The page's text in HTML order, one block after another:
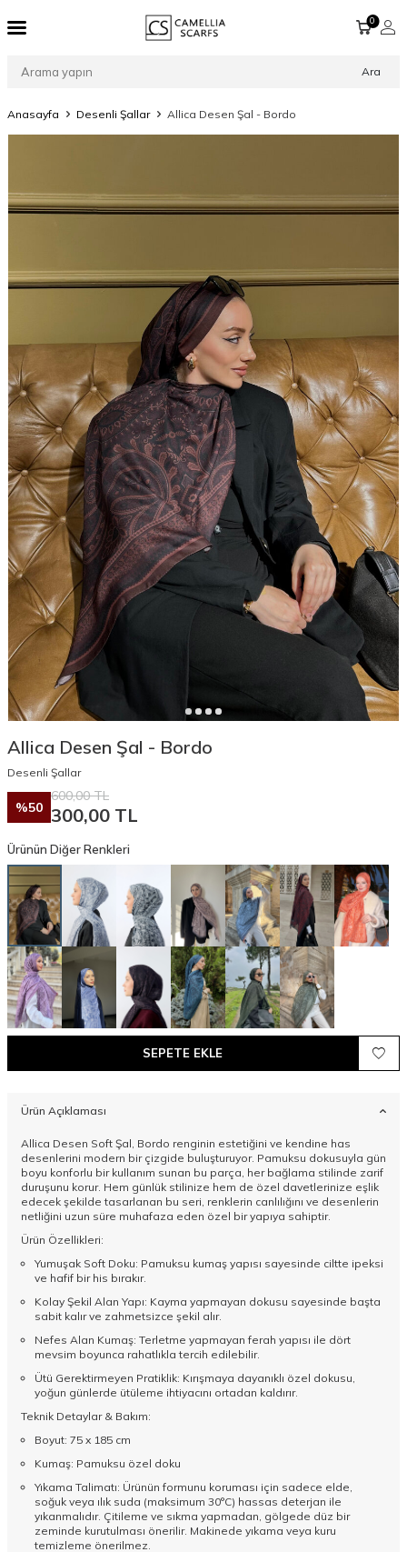
Ara
0
Anasayfa Desenli Şallar Allica Desen Şal - Bordo
Allica Desen Şal - Bordo
Desenli Şallar
%50
600,00TL
300,00 TL
Ürünün Diğer Renkleri
SEPETE EKLE
Ürün Açıklaması
Allica Desen Soft Şal, Bordo renginin estetiğini ve kendine has
desenlerini modern bir çizgide buluşturuyor. Pamuksu dokusuyla gün
boyu konforlu bir kullanım sunan bu parça, her bağlama stilinde zarif
duruşunu korur. Hem günlük stilinize hem de özel davetlerinize eşlik
edecek şekilde tasarlanan bu seri, renklerin canlılığını ve desenlerin
netliğini uzun süre muhafaza eden özel bir yapıya sahiptir.
Ürün Özellikleri:
Yumuşak Soft Doku: Pamuksu kumaş yapısı sayesinde ciltte ipeksi
ve hafif bir his bırakır.
Kolay Şekil Alan Yapı: Kayma yapmayan dokusu sayesinde başta
sabit kalır ve zahmetsizce şekil alır.
Nefes Alan Kumaş: Terletme yapmayan ferah yapısı ile dört
mevsim boyunca rahatlıkla tercih edilebilir.
Ütü Gerektirmeyen Pratiklik: Kırışmaya dayanıklı özel dokusu,
yoğun günlerde ütüleme ihtiyacını ortadan kaldırır.
Teknik Detaylar & Bakım:
Boyut: 75 x 185 cm
Kumaş: Pamuksu özel doku
Yıkama Talimatı: Ürünün formunu koruması için sadece elde,
soğuk veya ılık suda (maksimum 30°C) hassas deterjan ile
yıkanmalıdır. Çitileme ve sıkma yapmadan, gölgede düz bir
zeminde kurutulması önerilir. Makinede yıkama veya kuru
temizleme önerilmez.